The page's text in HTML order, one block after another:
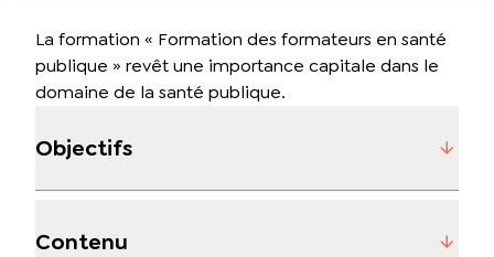
La formation « Formation des formateurs en santé
publique » revêt une importance capitale dans le
domaine de la santé publique.
Objectifs
Contenu